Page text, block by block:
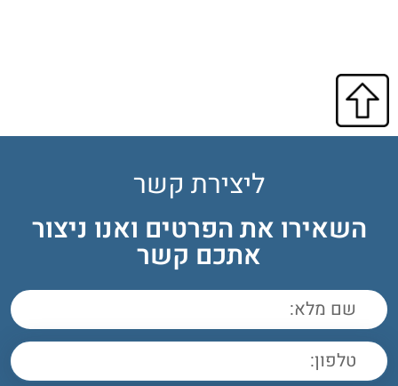
ליצירת קשר
השאירו את הפרטים ואנו ניצור
אתכם קשר